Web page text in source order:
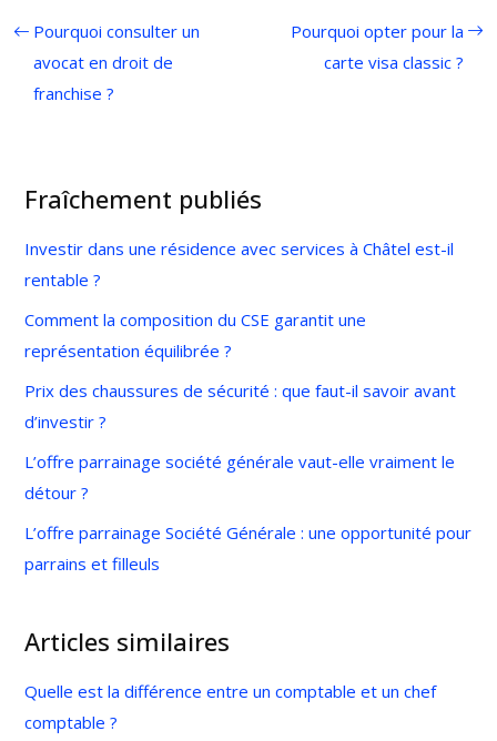
Pourquoi consulter un
avocat en droit de
franchise ?
Pourquoi opter pour la
carte visa classic ?
Fraîchement publiés
Investir dans une résidence avec services à Châtel est-il
rentable ?
Comment la composition du CSE garantit une
représentation équilibrée ?
Prix des chaussures de sécurité : que faut-il savoir avant
d’investir ?
L’offre parrainage société générale vaut-elle vraiment le
détour ?
L’offre parrainage Société Générale : une opportunité pour
parrains et filleuls
Articles similaires
Quelle est la différence entre un comptable et un chef
comptable ?